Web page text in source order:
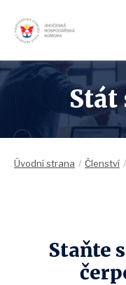
Stát
Úvodní strana Členství
Staňte